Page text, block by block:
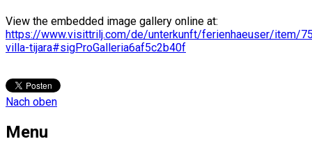
View the embedded image gallery online at:
https://www.visittrilj.com/de/unterkunft/ferienhaeuser/item/
villa-tijara#sigProGalleria6af5c2b40f
Nach oben
Menu